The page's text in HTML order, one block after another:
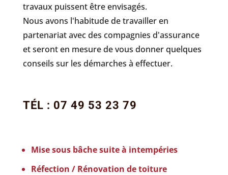
travaux puissent être envisagés.
Nous avons l'habitude de travailler en
partenariat avec des compagnies d'assurance
et seront en mesure de vous donner quelques
conseils sur les démarches à effectuer.
TÉL : 07 49 53 23 79
Mise sous bâche suite à intempéries
Réfection / Rénovation de toiture